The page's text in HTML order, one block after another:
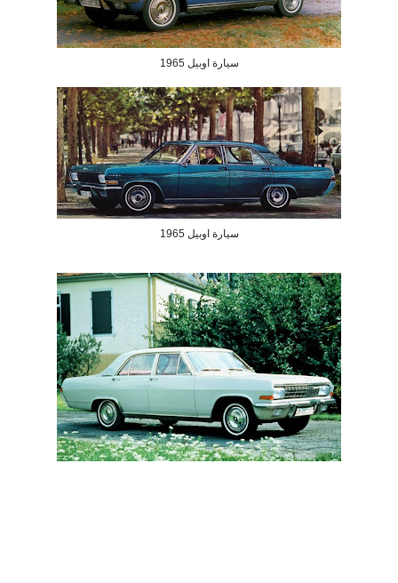
سيارة اوبيل 1965
سيارة اوبيل 1965